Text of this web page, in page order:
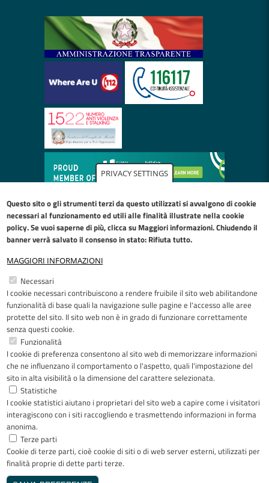
PRIVACY SETTINGS
Questo sito o gli strumenti terzi da questo utilizzati si avvalgono di cookie
necessari al funzionamento ed utili alle finalità illustrate nellacookie
policy. Se vuoi saperne di più, clicca su Maggiori informazioni. Chiudendo il
banner verrà salvato il consenso in stato: Rifiuta tutto.
MAGGIORI INFORMAZIONI
Necessari
I cookie necessari contribuiscono a rendere fruibile il sito web abilitandone
funzionalità di base quali la navigazione sulle pagine e l'accesso alle aree
protette del sito. Il sito web non è in grado di funzionare correttamente
senza questi cookie.
Funzionalità
I cookie di preferenza consentono al sito web di memorizzare informazioni
che ne influenzano il comportamento o l'aspetto, quali l'impostazione del
sito in alta visibilità o la dimensione del carattere selezionata.
Statistiche
I cookie statistici aiutano i proprietari del sito web a capire come i visitatori
interagiscono con i siti raccogliendo e trasmettendo informazioni in forma
anonima.
Terze parti
Cookie di terze parti, cioè cookie di siti o di web server esterni, utilizzati per
finalità proprie di dette parti terze.
Restiamo in contatto
FacebookYouTubeLinkedInInstagram
Riconoscimenti
Copyright © 2005-2023 - ASST Papa
Giovanni XXIII - Piazza OMS 1 24127